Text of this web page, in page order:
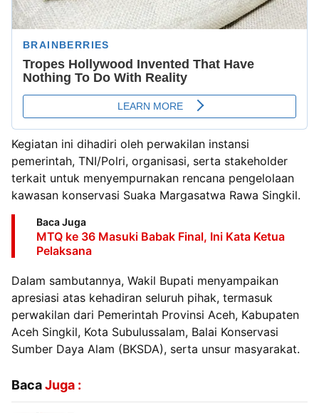
Kegiatan ini dihadiri oleh perwakilan instansi
pemerintah, TNI/Polri, organisasi, serta stakeholder
terkait untuk menyempurnakan rencana pengelolaan
kawasan konservasi Suaka Margasatwa Rawa Singkil.
Baca Juga
MTQ ke 36 Masuki Babak Final, Ini Kata Ketua
Pelaksana
Dalam sambutannya, Wakil Bupati menyampaikan
apresiasi atas kehadiran seluruh pihak, termasuk
perwakilan dari Pemerintah Provinsi Aceh, Kabupaten
Aceh Singkil, Kota Subulussalam, Balai Konservasi
Sumber Daya Alam (BKSDA), serta unsur masyarakat.
BacaJuga :